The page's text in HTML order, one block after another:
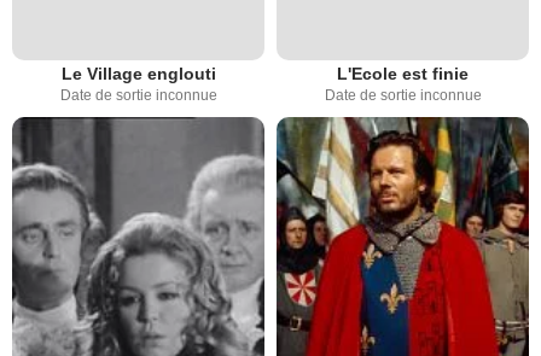
Le Village englouti
Date de sortie inconnue
L'Ecole est finie
Date de sortie inconnue